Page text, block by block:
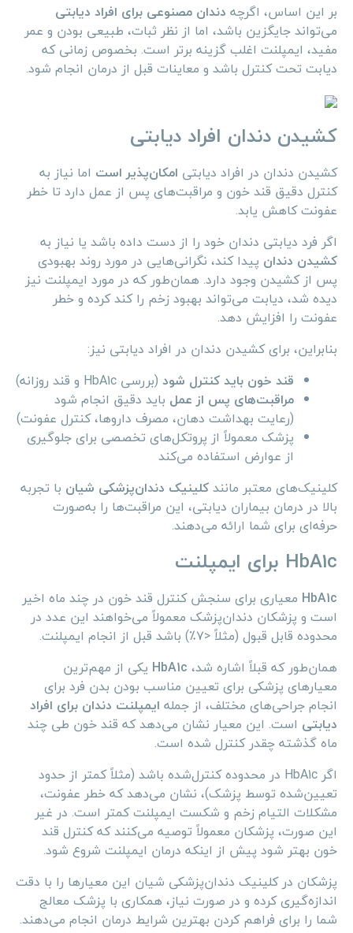
بر این اساس، اگرچه دندان مصنوعی برای افراد دیابتی
می‌تواند جایگزین باشد، اما از نظر ثبات، طبیعی بودن و عمر
مفید، ایمپلنت اغلب گزینه برتر است. بخصوص زمانی که
دیابت تحت کنترل باشد و معاینات قبل از درمان انجام شود.
کشیدن دندان افراد دیابتی
کشیدن دندان در افراد دیابتی امکان‌پذیر است اما نیاز به
کنترل دقیق قند خون و مراقبت‌های پس از عمل دارد تا خطر
عفونت کاهش یابد.
اگر فرد دیابتی دندان خود را از دست داده باشد یا نیاز به
کشیدن دندان پیدا کند، نگرانی‌هایی در مورد روند بهبودی
پس از کشیدن وجود دارد. همان‌طور که در مورد ایمپلنت نیز
دیده شد، دیابت می‌تواند بهبود زخم را کند کرده و خطر
عفونت را افزایش دهد.
بنابراین، برای کشیدن دندان در افراد دیابتی نیز:
قند خون باید کنترل شود (بررسی HbA1c و قند روزانه)
مراقبت‌های پس از عمل باید دقیق انجام شود
(رعایت بهداشت دهان، مصرف داروها، کنترل عفونت)
پزشک معمولاً از پروتکل‌های تخصصی برای جلوگیری
از عوارض استفاده می‌کند
کلینیک‌های معتبر مانندکلینیک دندان‌پزشکی شیان با تجربه
بالا در درمان بیماران دیابتی، این مراقبت‌ها را به‌صورت
حرفه‌ای برای شما ارائه می‌دهند.
HbA1c برای ایمپلنت
HbA1c معیاری برای سنجش کنترل قند خون در چند ماه اخیر
است و پزشکان دندان‌پزشک معمولاً می‌خواهند این عدد در
محدوده قابل قبول (مثلاً <۷٪) باشد قبل از انجام ایمپلنت.
همان‌طور که قبلاً اشاره شد، HbA1c یکی از مهم‌ترین
معیارهای پزشکی برای تعیین مناسب بودن بدن فرد برای
انجام جراحی‌های مختلف، از جمله ایمپلنت دندان برای افراد
دیابتی است. این معیار نشان می‌دهد که قند خون طی چند
ماه گذشته چقدر کنترل شده است.
اگر HbA1c در محدوده کنترل‌شده باشد (مثلاً کمتر از حدود
تعیین‌شده توسط پزشک)، نشان می‌دهد که خطر عفونت،
مشکلات التیام زخم و شکست ایمپلنت کمتر است. در غیر
این صورت، پزشکان معمولاً توصیه می‌کنند که کنترل قند
خون بهتر شود پیش از اینکه درمان ایمپلنت شروع شود.
پزشکان در کلینیک دندان‌پزشکی شیان این معیارها را با دقت
اندازه‌گیری کرده و در صورت نیاز، همکاری با پزشک معالج
شما را برای فراهم کردن بهترین شرایط درمان انجام می‌دهند.